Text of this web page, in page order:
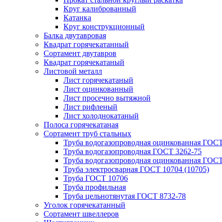
Круг калиброванный
Катанка
Круг конструкционный
Балка двутавровая
Квадрат горячекатанный
Сортамент двутавров
Квадрат горячекатаный
Листовой металл
Лист горячекатаный
Лист оцинкованный
Лист просечно вытяжной
Лист рифленый
Лист холоднокатаный
Полоса горячекатаная
Сортамент труб стальных
Труба водогазопроводная оцинкованная
Труба водогазопроводная ГОСТ 3262-75
Труба водогазопроводная оцинкованная
Труба электросварная ГОСТ 10704 (10705)
Труба ГОСТ 10706
Труба профильная
Труба цельнотянутая ГОСТ 8732-78
Уголок горячекатанный
Сортамент швеллеров